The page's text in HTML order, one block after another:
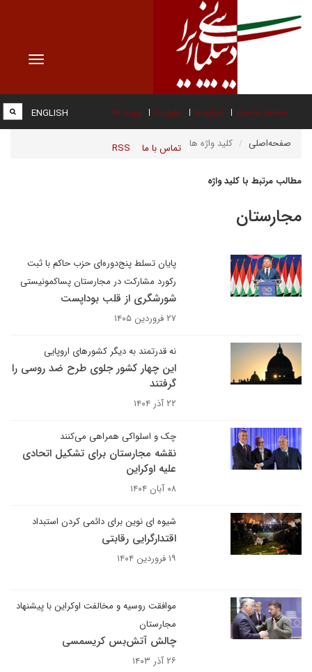
Toggle
صفحه نخست درباره ما عضویت پیوند ها
تماس با ما RSS
ENGLISH
صفحه‌اصلی کلید واژه ها
مطالب مرتبط با کلید واژه
مجارستان
پایان تسلط پنج‌دوره‌ای حزب حاکم با ثبت
رکورد مشارکت در مجارستان پسا‌کمونیستی
شورشگری از قلب بوداپست
۲۷ فروردین ۱۴۰۵
نه قدرتمند به دیگر کشورهای اروپایی
این چهار کشور جلوی طرح ضد روسی را
گرفتند
۲۲ آذر ۱۴۰۴
چک و اسلواکی همراهی می‌کنند
نقشه مجارستان برای تشکیل اتحادی
علیه اوکراین
۰۸ آبان ۱۴۰۴
شیوه ای نوین برای دائمی کردن استبداد
اقتدارگرایی رقابتی
۱۹ فروردین ۱۴۰۴
موافقت روسیه و مخالفت اوکراین با پیشنهاد
مجارستان
چالش آتش‌بس کریسمسی
۲۶ آذر ۱۴۰۳